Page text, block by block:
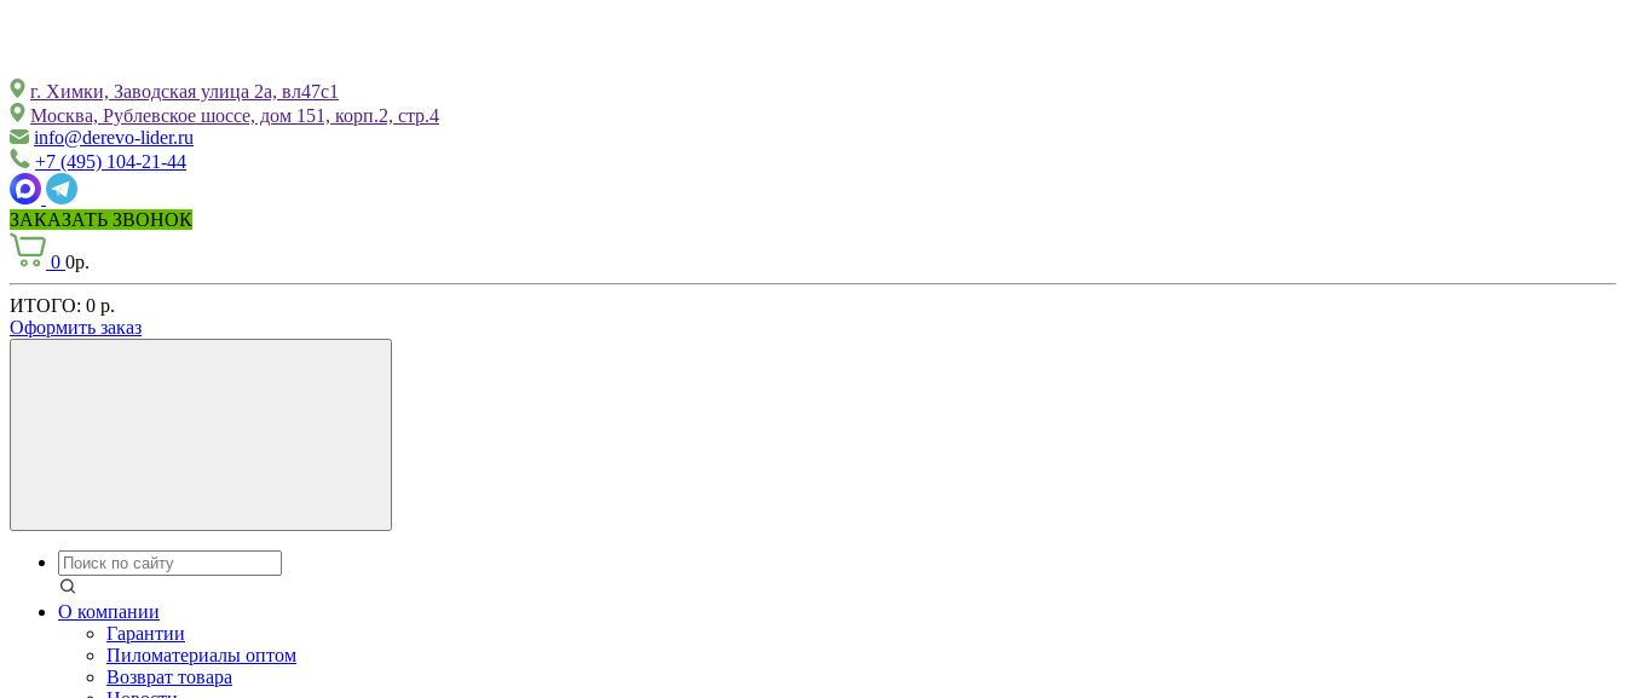
г. Химки, Заводская улица 2а, вл47с1
Москва, Рублевское шоссе, дом 151, корп.2, стр.4
info@derevo-lider.ru
+7 (495) 104-21-44
ЗАКАЗАТЬ ЗВОНОК
0 0р.
ИТОГО: 0 р.
Оформить заказ
О компании
Гарантии
Пиломатериалы оптом
Возврат товара